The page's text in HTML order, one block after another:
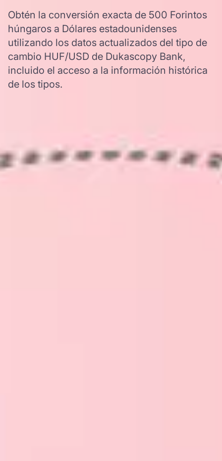
Obtén la conversión exacta de 500 Forintos
húngaros a Dólares estadounidenses
utilizando los datos actualizados del tipo de
cambio HUF/USD de Dukascopy Bank,
incluido el acceso a la información histórica
de los tipos.